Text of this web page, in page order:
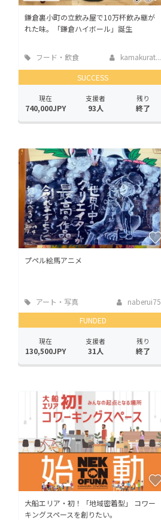
鎌倉裏小町の立飲み屋で10万杯飲み継が
れた味。「鎌倉ハイボール」誕生
フード・飲食
店
kamakurat...
SUCCESS
現在
740,000JPY
支援者
93人
残り
終了
プペル絵馬アニメ
アート・写真
naberui75
FUNDED
現在
130,500JPY
支援者
31人
残り
終了
大船エリア・初！「地域密着型」 コワー
キングスペースを創りたい。